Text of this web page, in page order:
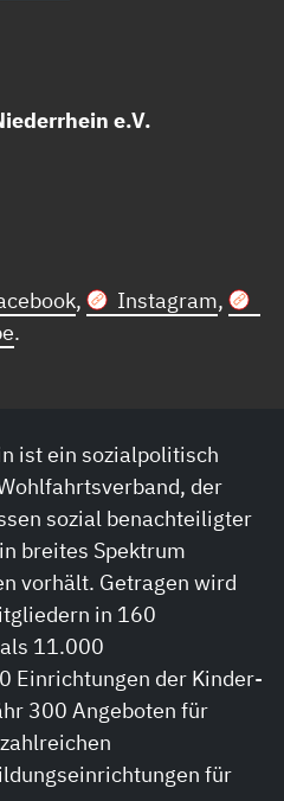
e.V.
, Instagram,
.
ist ein sozialpolitisch
der
sozial benachteiligter
breites Spektrum
vorhält. Getragen wird
in 160
11.000
Einrichtungen der Kinder-
300 Angeboten für
für